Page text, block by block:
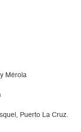
Mérola
Puerto La Cruz.